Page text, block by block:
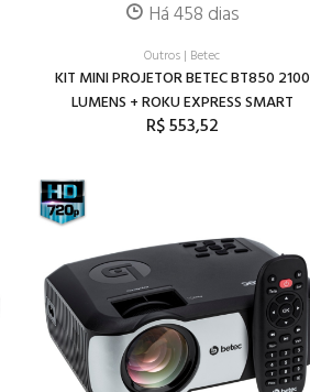
Há 458 dias
Outros | Betec
KIT MINI PROJETOR BETEC BT850 2100
LUMENS + ROKU EXPRESS SMART
R$ 553,52